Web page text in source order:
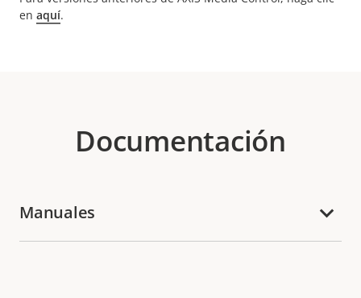
en aquí.
Documentación
Manuales